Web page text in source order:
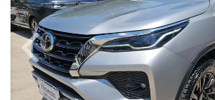
Previous